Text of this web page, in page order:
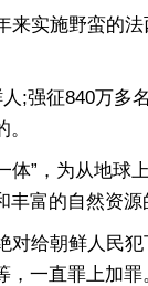
施野蛮的法
征840万多
”，为从地球
富的自然资源
朝鲜人民犯
一直罪上加罪